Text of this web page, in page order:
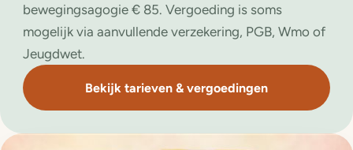
bewegingsagogie € 85. Vergoeding is soms
mogelijk via aanvullende verzekering, PGB, Wmo of
Jeugdwet.
Bekijk tarieven & vergoedingen